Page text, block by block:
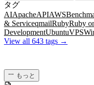
タグ
AIApacheAPIAWS
& ServiceqmailRubyRuby
DevelopmentUbuntuVPS
View all 643 tags →
もっと